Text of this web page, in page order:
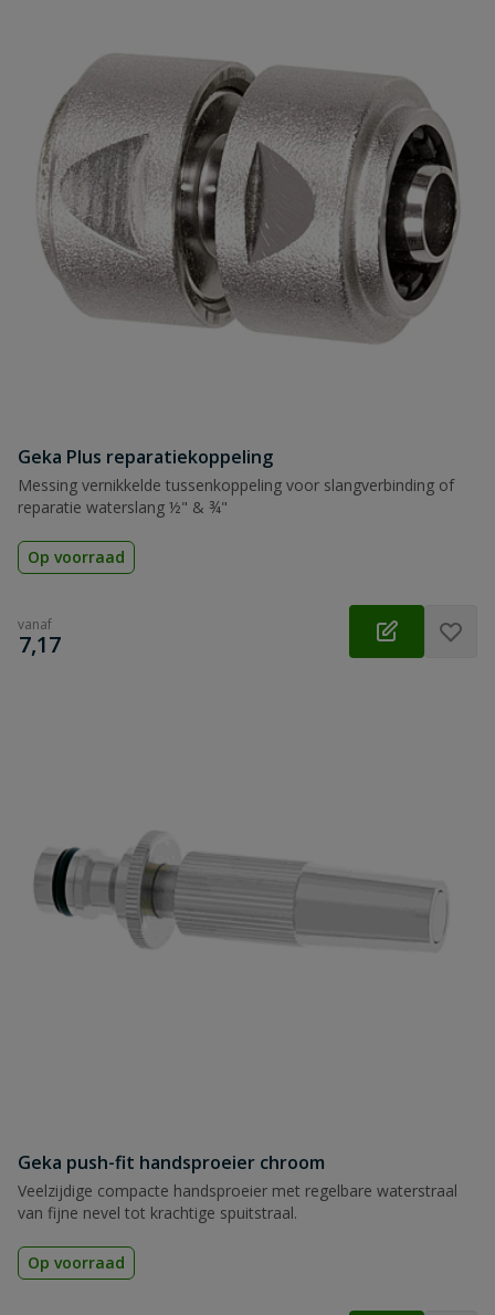
Geka Plus reparatiekoppeling
Messing vernikkelde tussenkoppeling voor slangverbinding of
reparatie waterslang ½" & ¾"
Op voorraad
vanaf
€
7,17
Geka push-fit handsproeier chroom
Veelzijdige compacte handsproeier met regelbare waterstraal
van fijne nevel tot krachtige spuitstraal.
Op voorraad